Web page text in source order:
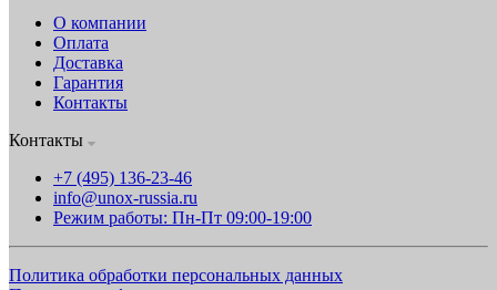
О компании
Оплата
Доставка
Гарантия
Контакты
Контакты
+7 (495) 136-23-46
info@unox-russia.ru
Режим работы: Пн-Пт 09:00-19:00
Политика обработки персональных данных